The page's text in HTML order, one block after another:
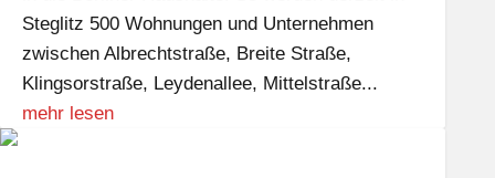
Steglitz 500 Wohnungen und Unternehmen
zwischen Albrechtstraße, Breite Straße,
Klingsorstraße, Leydenallee, Mittelstraße...
mehr lesen